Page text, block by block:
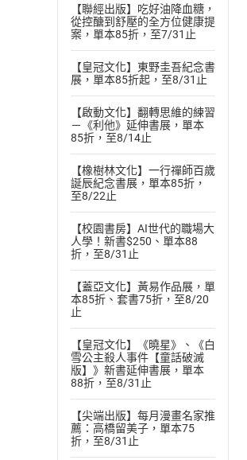
【聯經出版】吃好油降血糖，
從控醣到舒壓的全方位健康提
案，單本85折，至7/31止
【皇冠文化】東野圭吾紀念書
展，單本85折起，至8/31止
【啟動文化】翻轉思維的練習
－《利他》延伸書展，單本
85折，至8/14止
【橡樹林文化】一行禪師百歲
誕辰紀念書展，單本85折，
至8/22止
【校園書房】AI世代的職場大
人學！新書$250、單本88
折，至8/31止
【蓋亞文化】黃易作品展，單
本85折、套書75折，至8/20
止
【皇冠文化】《曉星》、《白
雪公主殺人事件【童話破滅
版】》新書延伸書展，單本
88折，至8/31止
【尖端出版】每月漫畫名家推
薦：高橋留美子，單本75
折，至8/31止